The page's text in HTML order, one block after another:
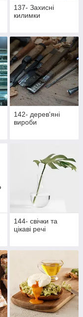
137- Захисні
килимки
142- дерев'яні
вироби
144- свічки та
цікаві речі